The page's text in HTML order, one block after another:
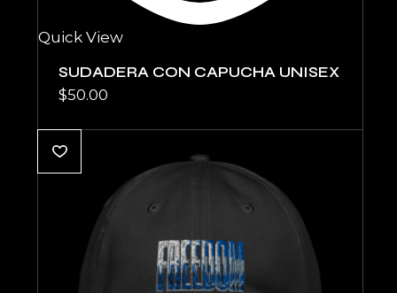
Quick View
SUDADERA CON CAPUCHA UNISEX
$50.00